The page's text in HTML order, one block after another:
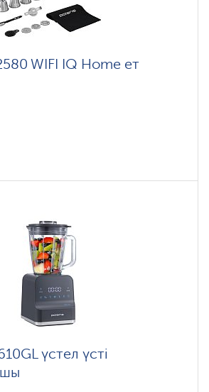
WIFI IQ Home ет
үстел үсті